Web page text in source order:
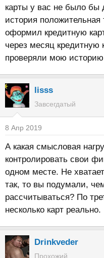
карты у вас не было бы
история положительная
оформил кредитную
через месяц кредитную
проверяли мою
lisss
Завсегдатый
8 Апр 2019
А какая смысловая
контролировать свои
одном месте. Не
так, то вы подумали,
рассчитываться? По
несколько карт реально.
Drinkveder
Прохожий